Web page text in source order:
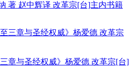
著 赵中辉译 改革宗[台]主内书籍
三章与圣经权威》杨爱德 改革宗[台]